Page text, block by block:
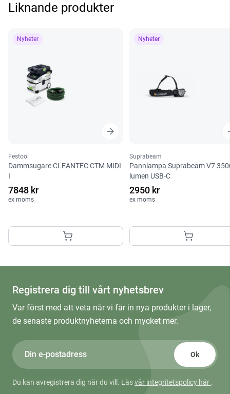
Liknande produkter
Nyheter
Festool
Dammsugare CLEANTEC CTM MIDI
I
7848 kr
ex moms
Nyheter
Suprabeam
Pannlampa Suprabeam V7
lumen USB-C
2950 kr
ex moms
Registrera dig till vårt nyhetsbrev
Var först med att veta när vi får in nya produkter i lager,
de senaste produktnyheterna och mycket mer.
Ok
Du kan avregistrera dig när du vill. Läsvår integritetspolicy här .